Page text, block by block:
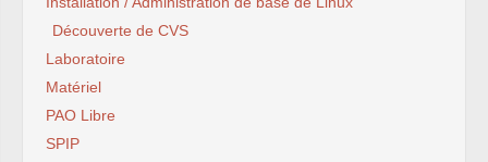
Découverte de CVS
Laboratoire
Matériel
PAO Libre
SPIP